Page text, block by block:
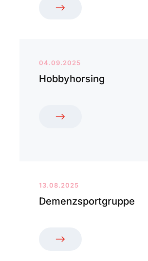
04.09.2025
Hobbyhorsing
13.08.2025
Demenzsportgruppe